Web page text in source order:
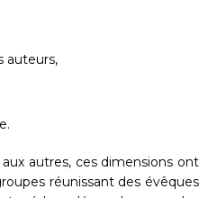
auteurs,
autres, ces dimensions ont
réunissant des évêques